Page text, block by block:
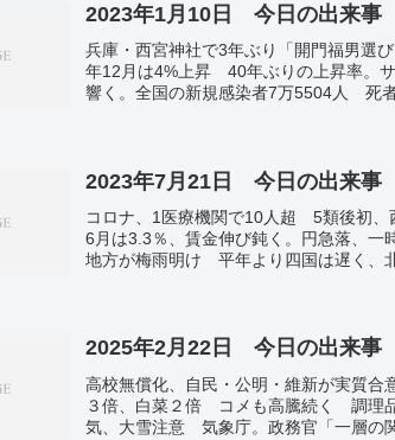
2023年1月10日 今日の出来事
兵庫・西宮神社で3年ぶり「開門福男選
年12月は4%上昇 40年ぶりの上昇率。
響く。全国の新規感染者7万5504人 死
2023年7月21日 今日の出来事
コロナ、1医療機関で10人超 5類後初
6月は3.3％、賃金伸び鈍く。円急落、
地方が梅雨明け 平年より四国は遅く、
2025年2月22日 今日の出来事
高校無償化、自民・公明・維新が実質
３倍、白菜２倍 コメも高騰続く 調理
気、大雪注意 気象庁。政務官「一層